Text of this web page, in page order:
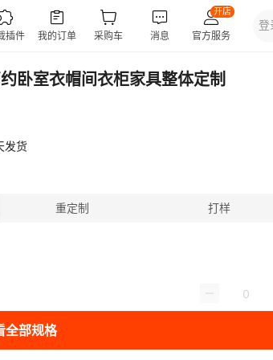
卧室衣帽间衣柜家具整体定制
发货
重定制 打样
全部规格